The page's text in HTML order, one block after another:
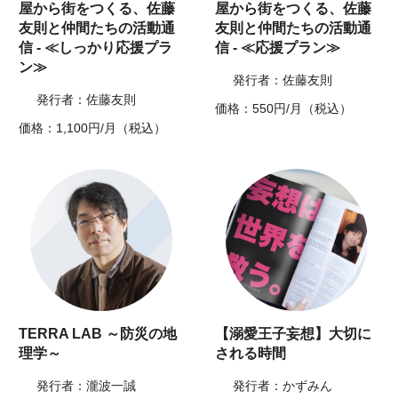
屋から街をつくる、佐藤
友則と仲間たちの活動通
信 - ≪しっかり応援プラ
ン≫
発行者：佐藤友則
価格：1,100円/月（税込）
屋から街をつくる、佐藤
友則と仲間たちの活動通
信 - ≪応援プラン≫
発行者：佐藤友則
価格：550円/月（税込）
TERRA LAB ～防災の地
理学～
発行者：瀧波一誠
【溺愛王子妄想】大切に
される時間
発行者：かずみん